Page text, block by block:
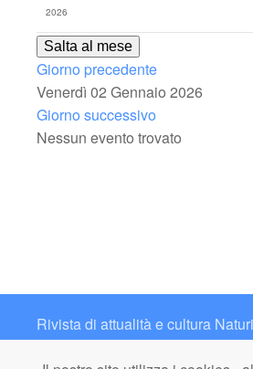
Salta al mese
Giorno precedente
Venerdì 02 Gennaio 2026
Giorno successivo
Nessun evento trovato
Rivista di attualità e cultura
Contatto: